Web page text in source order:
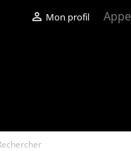
 Mon profil